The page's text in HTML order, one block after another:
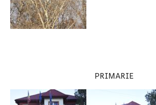
PRIMARIE